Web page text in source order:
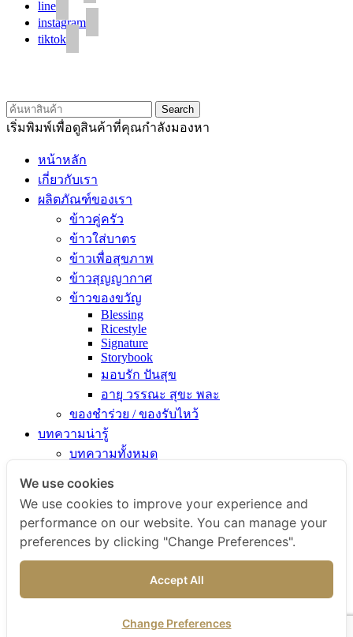
line
instagram
tiktok
Search
เริ่มพิมพ์เพื่อดูสินค้าที่คุณกำลังมองหา
หน้าหลัก
เกี่ยวกับเรา
ผลิตภัณฑ์ของเรา
ข้าวคู่ครัว
ข้าวใส่บาตร
ข้าวเพื่อสุขภาพ
ข้าวสุญญากาศ
ข้าวของขวัญ
Blessing
Ricestyle
Signature
Storybook
มอบรัก ปันสุข
อายุ วรรณะ สุขะ พละ
ของชำร่วย / ของรับไหว้
บทความน่ารู้
บทความทั้งหมด
ไขข้อสงสัยเรื่องข้าว
คัมภีร์เข้าครัว
สารพัดเมนูอร่อย
สุขภาพดีกับข้าวธรรม
We use cookies
We use cookies to improve your experience and
performance on our website. You can manage your
preferences by clicking "Change Preferences".
Accept All
Change Preferences